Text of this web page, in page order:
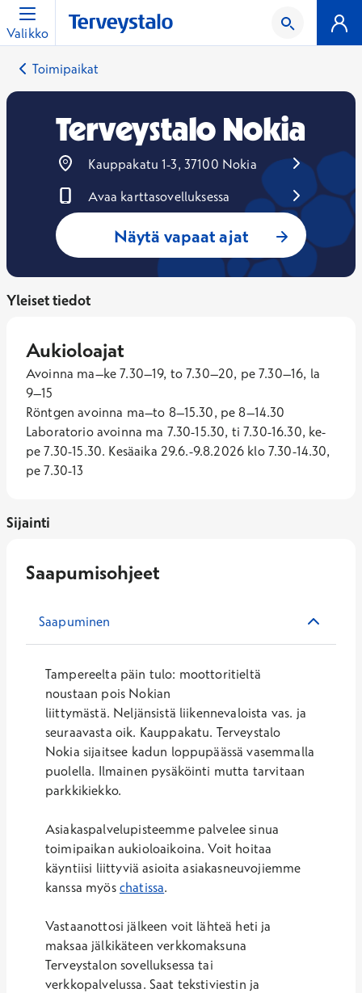
Valikko
Toimipaikat
Terveystalo Nokia
Kauppakatu 1-3, 37100 Nokia
Avaa karttasovelluksessa
Avautuu uuteen ikkunaan
Näytä vapaat ajat
Yleiset tiedot
Aukioloajat
Avoinna ma–ke 7.30–19, to 7.30–20, pe 7.30–16, la
9–15
Röntgen avoinna ma–to 8–15.30, pe 8–14.30
Laboratorio avoinna ma 7.30-15.30, ti 7.30-16.30, ke-
pe 7.30-15.30. Kesäaika 29.6.-9.8.2026 klo 7.30-14.30,
pe 7.30-13
Sijainti
Saapumisohjeet
Saapuminen
Tampereelta päin tulo: moottoritieltä
noustaan pois Nokian
liittymästä. Neljänsistä liikennevaloista vas. ja
seuraavasta oik. Kauppakatu. Terveystalo
Nokia sijaitsee kadun loppupäässä vasemmalla
puolella. Ilmainen pysäköinti mutta tarvitaan
parkkikiekko.
Asiakaspalvelupisteemme palvelee sinua
toimipaikan aukioloaikoina. Voit hoitaa
käyntiisi liittyviä asioita asiakasneuvojiemme
kanssa myös chatissa.
Vastaanottosi jälkeen voit lähteä heti ja
maksaa jälkikäteen verkkomaksuna
Terveystalon sovelluksessa tai
verkkopalvelussa. Saat tekstiviestin ja